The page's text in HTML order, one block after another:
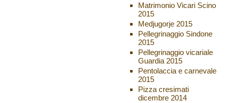
Matrimonio Vicari Scino
2015
Medjugorje 2015
Pellegrinaggio Sindone
2015
Pellegrinaggio vicariale
Guardia 2015
Pentolaccia e carnevale
2015
Pizza cresimati
dicembre 2014